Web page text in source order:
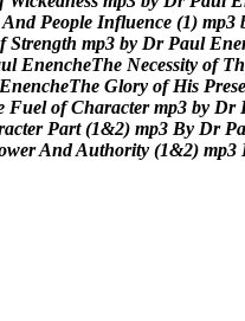
And People Influence (1) mp3
f Strength mp3 by Dr Paul Ene
ul EnencheThe Necessity of Th
EnencheThe Glory of His Prese
Fuel of Character mp3 by Dr
acter Part (1&2) mp3 By Dr Pa
werAndAuthority (1&2) mp3